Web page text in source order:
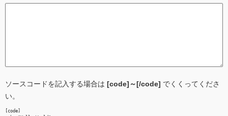
ソースコードを記入する場合は [code]～[/code] でくくってくださ
い。
[code]